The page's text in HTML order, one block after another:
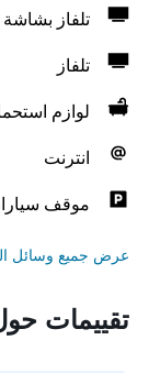
تلفاز
تلفاز
لوازم
انترنت
موقف
عرض جميع وسائل
تقييمات